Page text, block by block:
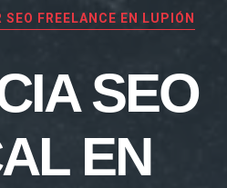
FREELANCE EN LUPIÓN
SEO
EN